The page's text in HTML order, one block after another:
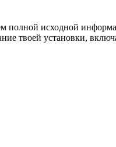
полной исходной
твоей установки,